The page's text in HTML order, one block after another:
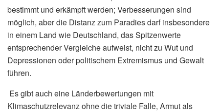
bestimmt und erkämpft werden; Verbesserungen sind
möglich, aber die Distanz zum Paradies darf insbesondere
in einem Land wie Deutschland, das Spitzenwerte
entsprechender Vergleiche aufweist, nicht zu Wut und
Depressionen oder politischem Extremismus und Gewalt
führen.
Es gibt auch eine Länderbewertungen mit
Klimaschutzrelevanz ohne die triviale Falle, Armut als